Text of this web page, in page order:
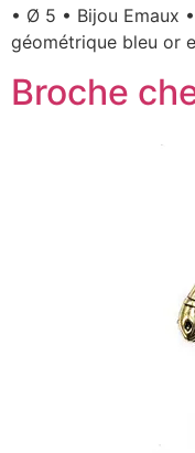
• Ø 5 • Bijou Emaux
géométrique bleu or
Broche